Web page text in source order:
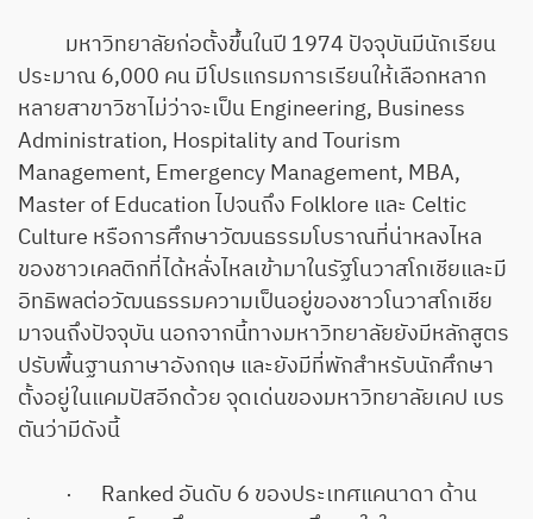
มหาวิทยาลัยก่อตั้งขึ้นในปี 1974 ปัจจุบันมีนักเรียน
ประมาณ 6,000 คน มีโปรแกรมการเรียนให้เลือกหลาก
หลายสาขาวิชาไม่ว่าจะเป็น Engineering, Business
Administration, Hospitality and Tourism
Management, Emergency Management, MBA,
Master of Education ไปจนถึง Folklore และ Celtic
Culture หรือการศึกษาวัฒนธรรมโบราณที่น่าหลงไหล
ของชาวเคลติกที่ได้หลั่งไหลเข้ามาในรัฐโนวาสโกเชียและมี
อิทธิพลต่อวัฒนธรรมความเป็นอยู่ของชาวโนวาสโกเชีย
มาจนถึงปัจจุบัน นอกจากนี้ทางมหาวิทยาลัยยังมีหลักสูตร
ปรับพื้นฐานภาษาอังกฤษ และยังมีที่พักสำหรับนักศึกษา
ตั้งอยู่ในแคมปัสอีกด้วย จุดเด่นของมหาวิทยาลัยเคป เบร
ตันว่ามีดังนี้
· Ranked อันดับ 6 ของประเทศแคนาดา ด้าน